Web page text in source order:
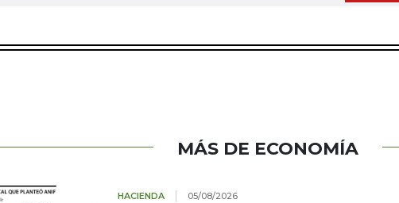
MÁS DE ECONOMÍA
HACIENDA 05/08/2026